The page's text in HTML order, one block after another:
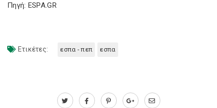
Πηγή: ESPA.GR
Ετικέτες: εσπα - πεπ εσπα